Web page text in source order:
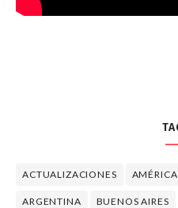
ACTUALIZACIONES AMÉRICA
ARGENTINA BUENOS AIRES